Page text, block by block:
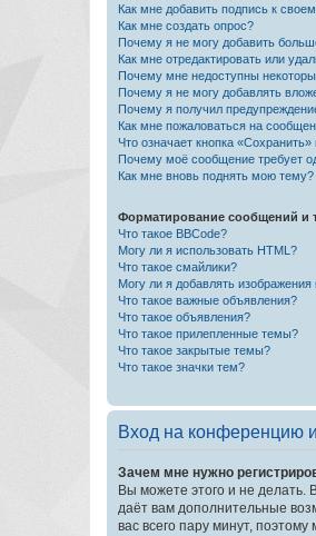
Как мне добавить подпись к
Как мне создать опрос?
Почему я не могу добавить
Как мне отредактировать или
Почему мне недоступны
Почему я не могу добавлять
Почему я получил
Как мне пожаловаться на
Что означает кнопка
Почему моё сообщение требует
Как мне вновь поднять мою тему?
Форматирование сообщений и
Что такое BBCode?
Могу ли я использовать HTML?
Что такое смайлики?
Могу ли я добавлять
Что такое важные объявления?
Что такое объявления?
Что такое прилепленные темы?
Что такое закрытые темы?
Что такое значки тем?
Вход на конференцию
Зачем мне нужно
Вы можете этого и не делать.
даёт вам дополнительные
вас всего пару минут,